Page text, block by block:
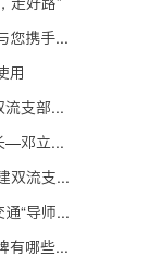
走好路”
2021年，耀霖交通继续与您携手前行！
用
耀霖交通总经理携民建双流支部开展扶贫援助活动
耀霖交通邀请牛商汇会长—邓立万进行演讲指导
耀霖交通总经理参加“民建双流支部红色之旅”活动
道路交通标志牌，你的交通“导师”！
耀霖交通|道路交通标志牌有哪些制作要求？